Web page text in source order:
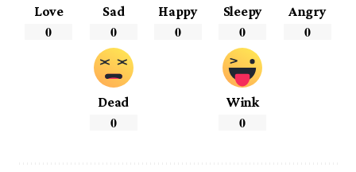
Love
0
Sad
0
Happy
0
Sleepy
0
Angry
0
Dead
0
Wink
0